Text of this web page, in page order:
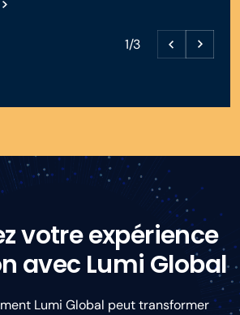
1/3
votre expérience
avec Lumi Global
Lumi Global peut transformer